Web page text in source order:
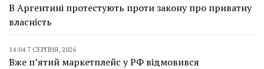
В Аргентині протестують проти закону про приватну
власність
14:04 7 СЕРПНЯ, 2026
Вже п’ятий маркетплейс у РФ відмовився